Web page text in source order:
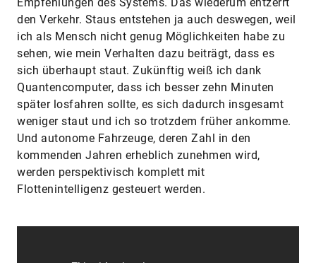
den Verkehr. Staus entstehen ja auch deswegen, weil
ich als Mensch nicht genug Möglichkeiten habe zu
sehen, wie mein Verhalten dazu beiträgt, dass es
sich überhaupt staut. Zukünftig weiß ich dank
Quantencomputer, dass ich besser zehn Minuten
später losfahren sollte, es sich dadurch insgesamt
weniger staut und ich so trotzdem früher ankomme.
Und autonome Fahrzeuge, deren Zahl in den
kommenden Jahren erheblich zunehmen wird,
werden perspektivisch komplett mit
Flottenintelligenz gesteuert werden.